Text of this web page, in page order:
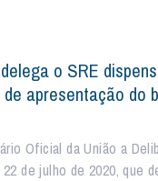
o SRE
apresentação do
Oficial da União a
de julho de 2020, que